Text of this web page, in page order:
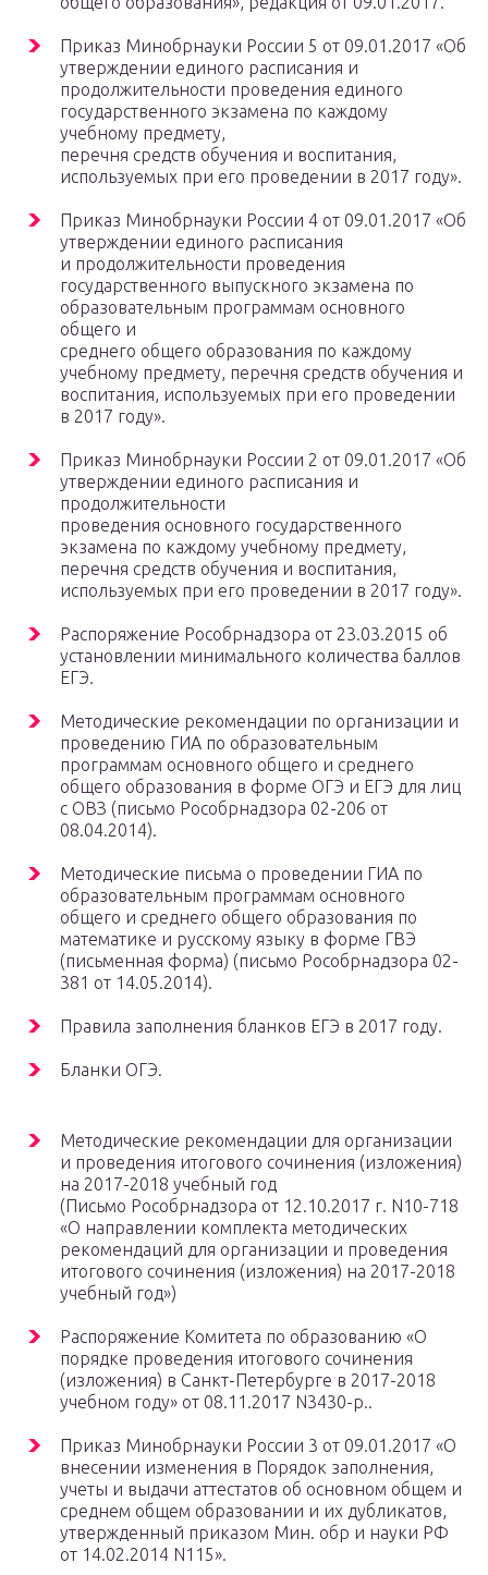
Приказ Минобрнауки России 5 от 09.01.2017 «Об
утверждении единого расписания и
продолжительности проведения единого
государственного экзамена по каждому
учебному предмету,
перечня средств обучения и воспитания,
используемых при его проведении в 2017 году».
Приказ Минобрнауки России 4 от 09.01.2017 «Об
утверждении единого расписания
и продолжительности проведения
государственного выпускного экзамена по
образовательным программам основного
общего и
среднего общего образования по каждому
учебному предмету, перечня средств обучения и
воспитания, используемых при его проведении
в 2017 году».
Приказ Минобрнауки России 2 от 09.01.2017 «Об
утверждении единого расписания и
продолжительности
проведения основного государственного
экзамена по каждому учебному предмету,
перечня средств обучения и воспитания,
используемых при его проведении в 2017 году».
Распоряжение Рособрнадзора от 23.03.2015 об
установлении минимального количества баллов
ЕГЭ.
Методические рекомендации по организации и
проведению ГИА по образовательным
программам основного общего и среднего
общего образования в форме ОГЭ и ЕГЭ для лиц
с ОВЗ (письмо Рособрнадзора 02-206 от
08.04.2014).
Методические письма о проведении ГИА по
образовательным программам основного
общего и среднего общего образования по
математике и русскому языку в форме ГВЭ
(письменная форма) (письмо Рособрнадзора 02-
381 от 14.05.2014).
Правила заполнения бланков ЕГЭ в 2017 году.
Бланки ОГЭ.
Методические рекомендации для организации
и проведения итогового сочинения (изложения)
на 2017-2018 учебный год
(Письмо Рособрнадзора от 12.10.2017 г. N10-718
«О направлении комплекта методических
рекомендаций для организации и проведения
итогового сочинения (изложения) на 2017-2018
учебный год»)
Распоряжение Комитета по образованию «О
порядке проведения итогового сочинения
(изложения) в Санкт-Петербурге в 2017-2018
учебном году» от 08.11.2017 N3430-р..
Приказ Минобрнауки России 3 от 09.01.2017 «О
внесении изменения в Порядок заполнения,
учеты и выдачи аттестатов об основном общем и
среднем общем образовании и их дубликатов,
утвержденный приказом Мин. обр и науки РФ
от 14.02.2014 N115».